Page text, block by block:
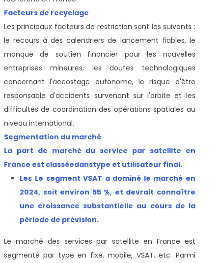
Facteurs de recyclage
Les principaux facteurs de restriction sont les suivants :
le recours à des calendriers de lancement fiables, le
manque de soutien financier pour les nouvelles
entreprises mineures, les doutes technologiques
concernant l'accostage autonome, le risque d'être
responsable d'accidents survenant sur l'orbite et les
difficultés de coordination des opérations spatiales au
niveau international.
Segmentation du marché
La part de marché du service par satellite en
France est classéedanstype et utilisateur final.
Les Le segment VSAT a dominé le marché en
2024, soit environ 55 %, et devrait connaître
une croissance substantielle au cours de la
période de prévision.
Le marché des services par satellite en France est
segmenté par type en fixe, mobile, VSAT, etc. Parmi